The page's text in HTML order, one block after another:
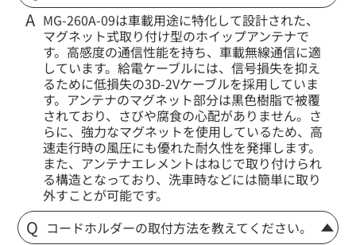
MG-260A-09は車載用途に特化して設計された、
マグネット式取り付け型のホイップアンテナで
す。高感度の通信性能を持ち、車載無線通信に適
しています。給電ケーブルには、信号損失を抑え
るために低損失の3D-2Vケーブルを採用していま
す。アンテナのマグネット部分は黒色樹脂で被覆
されており、さびや腐食の心配がありません。さ
らに、強力なマグネットを使用しているため、高
速走行時の風圧にも優れた耐久性を発揮します。
また、アンテナエレメントはねじで取り付けられ
る構造となっており、洗車時などには簡単に取り
外すことが可能です。
コードホルダーの取付方法を教えてください。